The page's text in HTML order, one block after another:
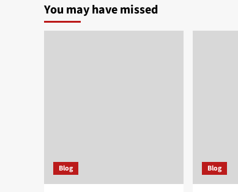
You may have missed
Blog Blog